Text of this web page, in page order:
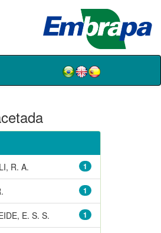
1
R. A.
1
1
E. S. S.